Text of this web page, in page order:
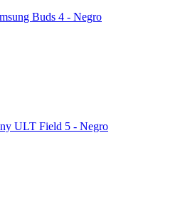
Buds 4 - Negro
ULT Field 5 - Negro